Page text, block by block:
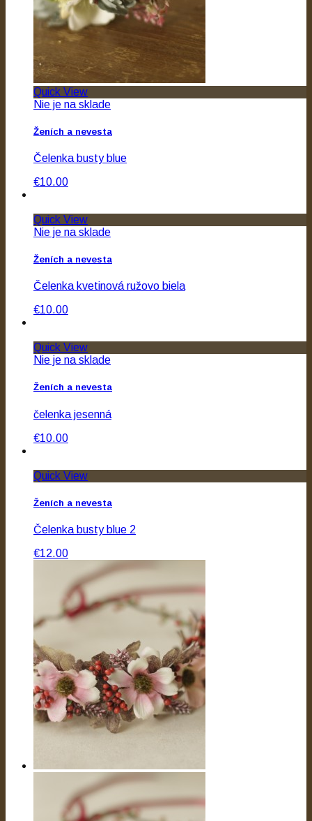
Quick View
Nie je na sklade
Ženích a nevesta
Čelenka busty blue
€10.00
Quick View
Nie je na sklade
Ženích a nevesta
Čelenka kvetinová ružovo biela
€10.00
Quick View
Nie je na sklade
Ženích a nevesta
čelenka jesenná
€10.00
Quick View
Ženích a nevesta
Čelenka busty blue 2
€12.00